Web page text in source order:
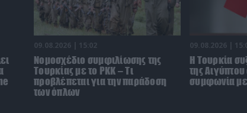
09.08.2026 | 15:02
Νομοσχέδιο συμφιλίωσης της
Τουρκίας με το ΡΚΚ – Τι
προβλέπεται για την παράδοση
των όπλων
09.08.2026 |
Η Τουρκία
της
συμφωνία με